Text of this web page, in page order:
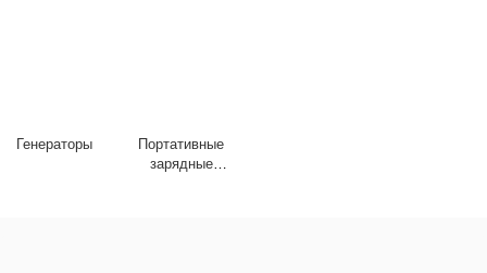
Генераторы
Портативные
зарядные